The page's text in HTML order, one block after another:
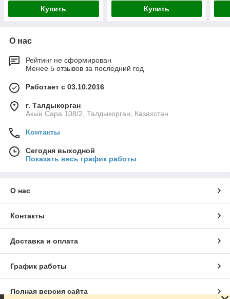
Купить Купить
О нас
Рейтинг не сформирован
Менее 5 отзывов за последний год
Работает с 03.10.2016
г. Талдыкорган
Акын Сара 108/2, Талдыкорган, Казахстан
Контакты
Сегодня выходной
Показать весь график работы
О нас
Контакты
Доставка и оплата
График работы
Полная версия сайта